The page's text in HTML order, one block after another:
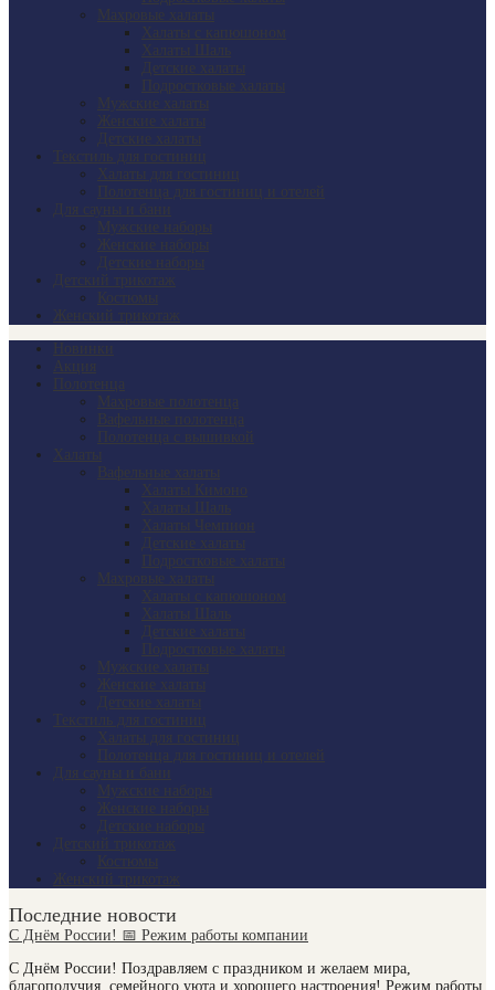
Махровые халаты
Халаты с капюшоном
Халаты Шаль
Детские халаты
Подростковые халаты
Мужские халаты
Женские халаты
Детские халаты
Текстиль для гостиниц
Халаты для гостиниц
Полотенца для гостиниц и отелей
Для сауны и бани
Мужские наборы
Женские наборы
Детские наборы
Детский трикотаж
Костюмы
Женский трикотаж
Новинки
Акция
Полотенца
Махровые полотенца
Вафельные полотенца
Полотенца с вышивкой
Халаты
Вафельные халаты
Халаты Кимоно
Халаты Шаль
Халаты Чемпион
Детские халаты
Подростковые халаты
Махровые халаты
Халаты с капюшоном
Халаты Шаль
Детские халаты
Подростковые халаты
Мужские халаты
Женские халаты
Детские халаты
Текстиль для гостиниц
Халаты для гостиниц
Полотенца для гостиниц и отелей
Для сауны и бани
Мужские наборы
Женские наборы
Детские наборы
Детский трикотаж
Костюмы
Женский трикотаж
Последние новости
С Днём России! 📅 Режим работы компании
С Днём России! Поздравляем с праздником и желаем мира,
благополучия, семейного уюта и хорошего настроения! Режим работы